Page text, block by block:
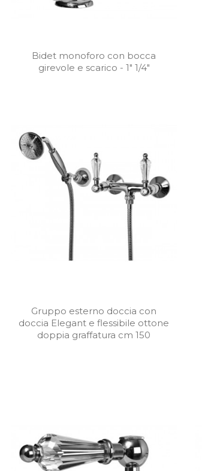
Bidet monoforo con bocca
girevole e scarico - 1" 1/4"
Gruppo esterno doccia con
doccia Elegant e flessibile ottone
doppia graffatura cm 150